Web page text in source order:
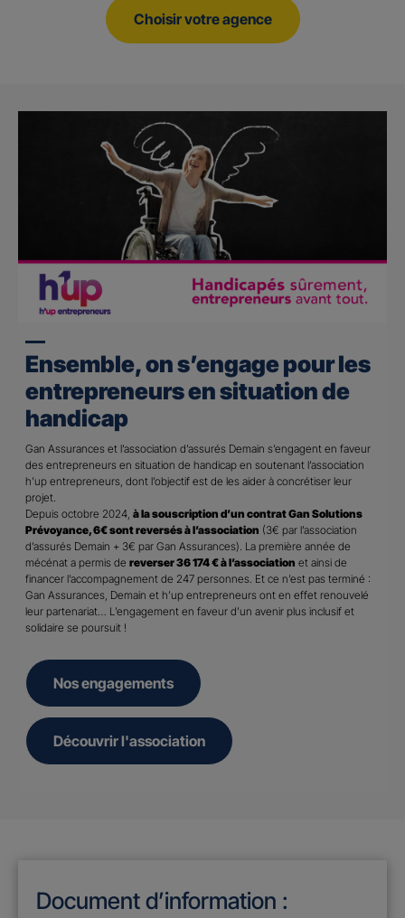
Choisir votre agence
Ensemble, on s’engage pour les
entrepreneurs en situation de
handicap
Gan Assurances et l’association d’assurés Demain s’engagent en faveur
des entrepreneurs en situation de handicap en soutenant l’association
h’up entrepreneurs, dont l’objectif est de les aider à concrétiser leur
projet.
Depuis octobre 2024, à la souscription d’un contrat Gan Solutions
Prévoyance, 6€ sont reversés à l’association (3€ par l’association
d’assurés Demain + 3€ par Gan Assurances). La première année de
mécénat a permis de reverser 36 174 € à l’association et ainsi de
financer l’accompagnement de 247 personnes. Et ce n’est pas terminé :
Gan Assurances, Demain et h’up entrepreneurs ont en effet renouvelé
leur partenariat… L’engagement en faveur d’un avenir plus inclusif et
solidaire se poursuit !
Nos engagements
Découvrir l'association
Document d’information :